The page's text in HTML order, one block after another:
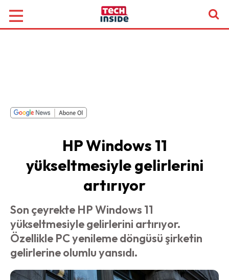
HP Windows 11
yükseltmesiyle gelirlerini
artırıyor
Son çeyrekte HP Windows 11
yükseltmesiyle gelirlerini artırıyor.
Özellikle PC yenileme döngüsü şirketin
gelirlerine olumlu yansıdı.